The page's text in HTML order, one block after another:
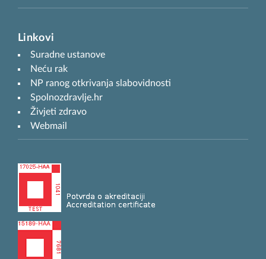
Linkovi
Suradne ustanove
Neću rak
NP ranog otkrivanja slabovidnosti
Spolnozdravlje.hr
Živjeti zdravo
Webmail